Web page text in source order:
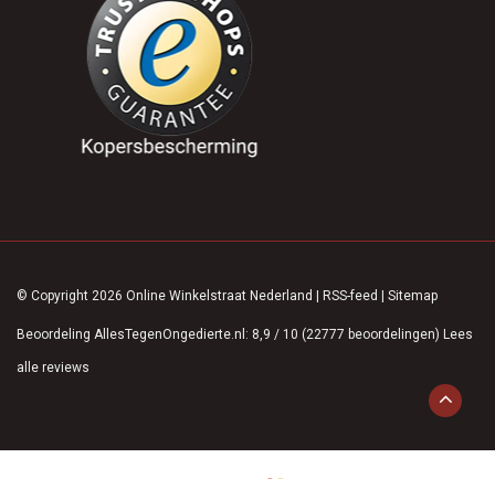
© Copyright 2026 Online Winkelstraat Nederland | RSS-feed | Sitemap
Beoordeling AllesTegenOngedierte.nl : 8,9 / 10 (22777 beoordelingen) Lees
alle reviews